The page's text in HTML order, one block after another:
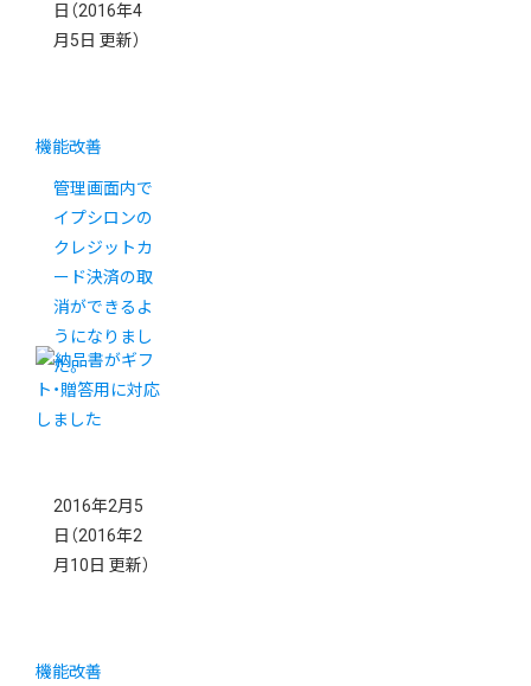
日 （2016年4
月5日 更新）
機能改善
管理画面内で
イプシロンの
クレジットカ
ード決済の取
消ができるよ
うになりまし
た。
2016年2月5
日 （2016年2
月10日 更新）
機能改善